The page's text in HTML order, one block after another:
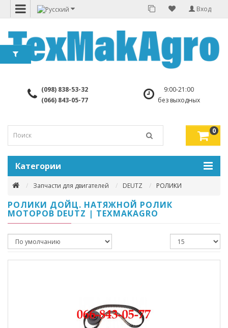
Вход
(098) 838-53-32
(066) 843-05-77
9:00-21:00
без выходных
0
Категории
Запчасти для двигателей DEUTZ РОЛИКИ
РОЛИКИ ДОЙЦ. НАТЯЖНОЙ РОЛИК
МОТОРОВ DEUTZ | TEXMAKAGRO